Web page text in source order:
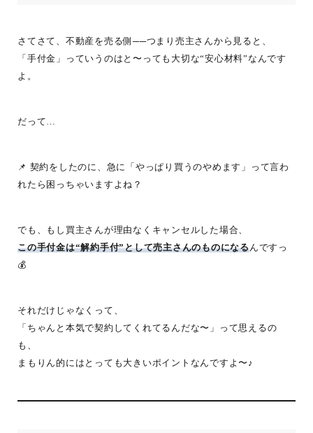
さてさて、不動産を売る側──つまり売主さんから見ると、
「手付金」っていうのはと〜っても大切な“安心材料”なんです
よ。
だって…
📌 契約をしたのに、急に「やっぱり買うのやめます」って言わ
れたら困っちゃいますよね？
でも、もし買主さんが理由なくキャンセルした場合、
この手付金は“解約手付”として売主さんのものになるんですっ
💰
それだけじゃなくって、
「ちゃんと本気で契約してくれてるんだな〜」って思えるの
も、
まもりん的にはとっても大きいポイントなんですよ〜♪